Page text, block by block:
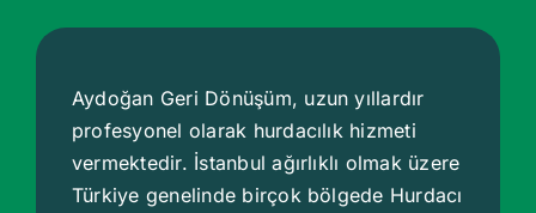
Aydoğan Geri Dönüşüm, uzun yıllardır
profesyonel olarak hurdacılık hizmeti
vermektedir. İstanbul ağırlıklı olmak üzere
Türkiye genelinde birçok bölgede Hurdacı